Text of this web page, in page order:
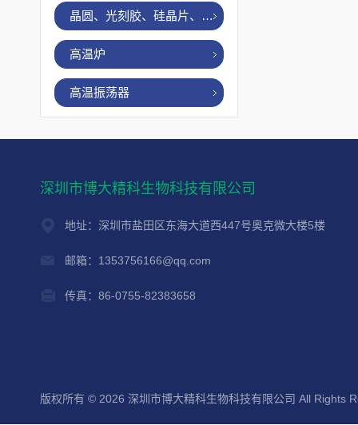
晶圆、光刻胶、硅晶片、烤胶机
高温炉
高温振荡器
深圳市博大精科生物科技有限公司
地址：深圳市盐田区东海大道西447号奥克微大楼5楼
邮箱：1353756166@qq.com
传真：86-0755-82383658
版权所有 © 2026 深圳市博大精科生物科技有限公司 All Rights